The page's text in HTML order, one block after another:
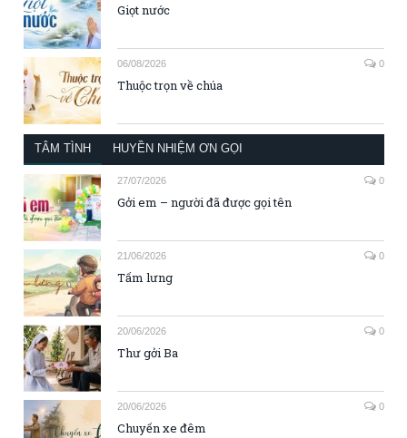
Giọt nước
06/08/2026 0
Thuộc trọn về chúa
TÂM TÌNH HUYỀN NHIỆM ƠN GỌI
27/07/2026 0
Gởi em – người đã được gọi tên
21/06/2026 0
Tấm lưng
20/06/2026 0
Thư gởi Ba
20/06/2026 0
Chuyến xe đêm